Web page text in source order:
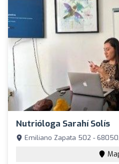
Nutrióloga Sarahí Solís
Emiliano Zapata 502 -